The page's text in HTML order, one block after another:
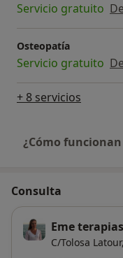
Servicio gratuito
Osteopatía
Servicio gratuito
+ 8 servicios
¿Cómo
Consulta
Eme terapias
C/Tolosa